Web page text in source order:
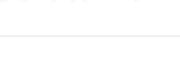
يمكنك ان ترى بسهولة تحركات الأسعار الحالية و